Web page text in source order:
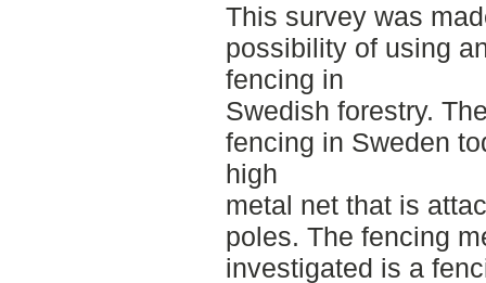
This survey was
possibility of using
fencing in
Swedish forestry.
fencing in Sweden
high
metal net that is
poles. The fencing
investigated is a